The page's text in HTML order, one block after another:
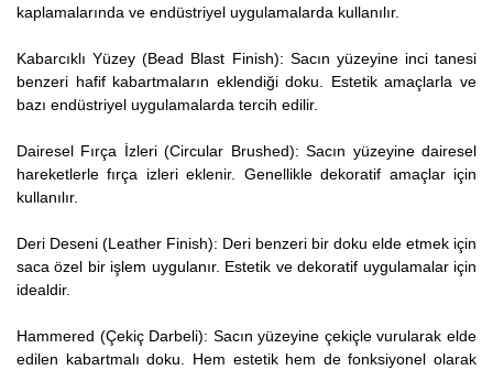
kaplamalarında ve endüstriyel uygulamalarda kullanılır.
Kabarcıklı Yüzey (Bead Blast Finish): Sacın yüzeyine inci tanesi
benzeri hafif kabartmaların eklendiği doku. Estetik amaçlarla ve
bazı endüstriyel uygulamalarda tercih edilir.
Dairesel Fırça İzleri (Circular Brushed): Sacın yüzeyine dairesel
hareketlerle fırça izleri eklenir. Genellikle dekoratif amaçlar için
kullanılır.
Deri Deseni (Leather Finish): Deri benzeri bir doku elde etmek için
saca özel bir işlem uygulanır. Estetik ve dekoratif uygulamalar için
idealdir.
Hammered (Çekiç Darbeli): Sacın yüzeyine çekiçle vurularak elde
edilen kabartmalı doku. Hem estetik hem de fonksiyonel olarak